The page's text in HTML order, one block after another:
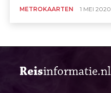
METROKAARTEN 1 MEI 2020